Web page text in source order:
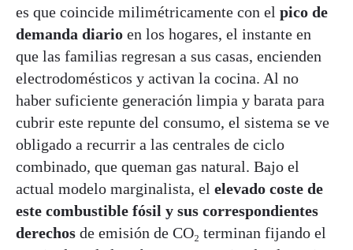
es que coincide milimétricamente con el pico de
demanda diario en los hogares, el instante en
que las familias regresan a sus casas, encienden
electrodomésticos y activan la cocina. Al no
haber suficiente generación limpia y barata para
cubrir este repunte del consumo, el sistema se ve
obligado a recurrir a las centrales de ciclo
combinado, que queman gas natural. Bajo el
actual modelo marginalista, el elevado coste de
este combustible fósil y sus correspondientes
derechos de emisión de CO₂ terminan fijando el